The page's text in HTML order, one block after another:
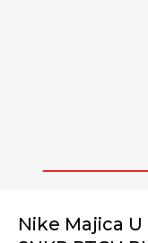
1
Nike Majica U